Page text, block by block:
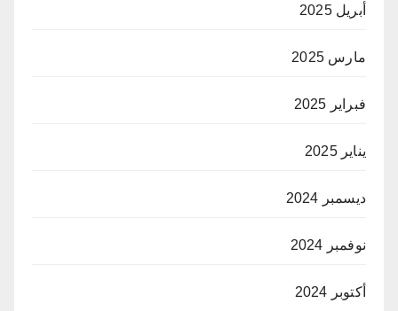
أبريل 2025
مارس 2025
فبراير 2025
يناير 2025
ديسمبر 2024
نوفمبر 2024
أكتوبر 2024